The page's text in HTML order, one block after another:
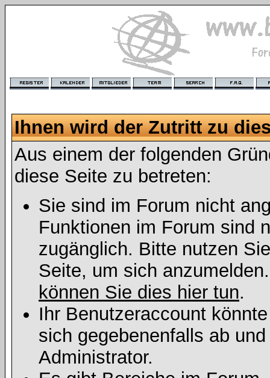
Ihnen wird der Zutritt zu
Aus einem der folgenden
diese Seite zu betreten:
Sie sind im Forum nicht
Funktionen im Forum sind
zugänglich. Bitte nutzen
Seite, um sich
können Sie dies hier tun.
Ihr Benutzeraccount
sich gegebenenfalls ab
Administrator.